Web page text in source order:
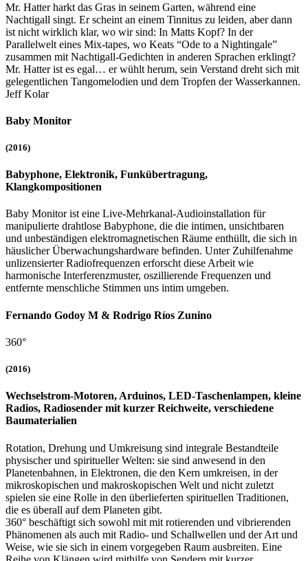
Mr. Hatter harkt das Gras in seinem Garten, während eine
Nachtigall singt. Er scheint an einem Tinnitus zu leiden, aber dann
ist nicht wirklich klar, wo wir sind: In Matts Kopf? In der
Parallelwelt eines Mix-tapes, wo Keats “Ode to a Nightingale”
zusammen mit Nachtigall-Gedichten in anderen Sprachen erklingt?
Mr. Hatter ist es egal… er wühlt herum, sein Verstand dreht sich mit
gelegentlichen Tangomelodien und dem Tropfen der Wasserkannen.
Jeff Kolar
Baby Monitor
(2016)
Babyphone, Elektronik, Funkübertragung,
Klangkompositionen
Baby Monitor ist eine Live-Mehrkanal-Audioinstallation für
manipulierte drahtlose Babyphone, die die intimen, unsichtbaren
und unbeständigen elektromagnetischen Räume enthüllt, die sich in
häuslicher Überwachungshardware befinden. Unter Zuhilfenahme
unlizensierter Radiofrequenzen erforscht diese Arbeit wie
harmonische Interferenzmuster, oszillierende Frequenzen und
entfernte menschliche Stimmen uns intim umgeben.
Fernando Godoy M & Rodrigo Ríos Zunino
360°
(2016)
Wechselstrom-Motoren, Arduinos, LED-Taschenlampen, kleine
Radios, Radiosender mit kurzer Reichweite, verschiedene
Baumaterialien
Rotation, Drehung und Umkreisung sind integrale Bestandteile
physischer und spiritueller Welten: sie sind anwesend in den
Planetenbahnen, in Elektronen, die den Kern umkreisen, in der
mikroskopischen und makroskopischen Welt und nicht zuletzt
spielen sie eine Rolle in den überlieferten spirituellen Traditionen,
die es überall auf dem Planeten gibt.
360° beschäftigt sich sowohl mit mit rotierenden und vibrierenden
Phänomenen als auch mit Radio- und Schallwellen und der Art und
Weise, wie sie sich in einem vorgegeben Raum ausbreiten. Eine